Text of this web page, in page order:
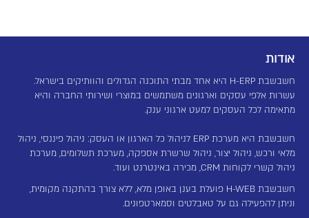
אודות
חשבשבת H-ERP היא אחד מבתי התוכנה הגדולים והוותיקים בישראל.
עשרות אלפי עסקים וארגונים משתמשים במוצרי ושירותי החברה והיא
מתאימה לכל העסקים למעט ארגוני ענק.
חשבשבת היא מערכת ERP לניהול כל הארגון או העסק: ניהול פיננסי, ניהול
מלאי ורכש, ניהול יצור, ניהול שרשרת אספקה, מערכת תשלומים, מערכת
ניהול קשרי לקוחות CRM, מכירה באינטרנט ועוד.
חשבשבת H-WEB פועלת בענן באופן מלא, ללא צורך בהתקנה מקומית,
וניתן להפעילה גם על טאבלטים וסמארטפונים.